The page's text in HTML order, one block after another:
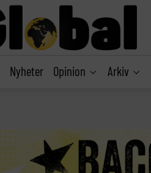
Nyheter Opinion Arkiv